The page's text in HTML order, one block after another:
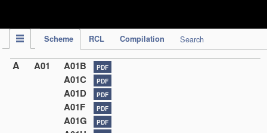
Scheme RCL Compilation Search
A A01 A01B PDF
A01C PDF
A01D PDF
A01F PDF
A01G PDF